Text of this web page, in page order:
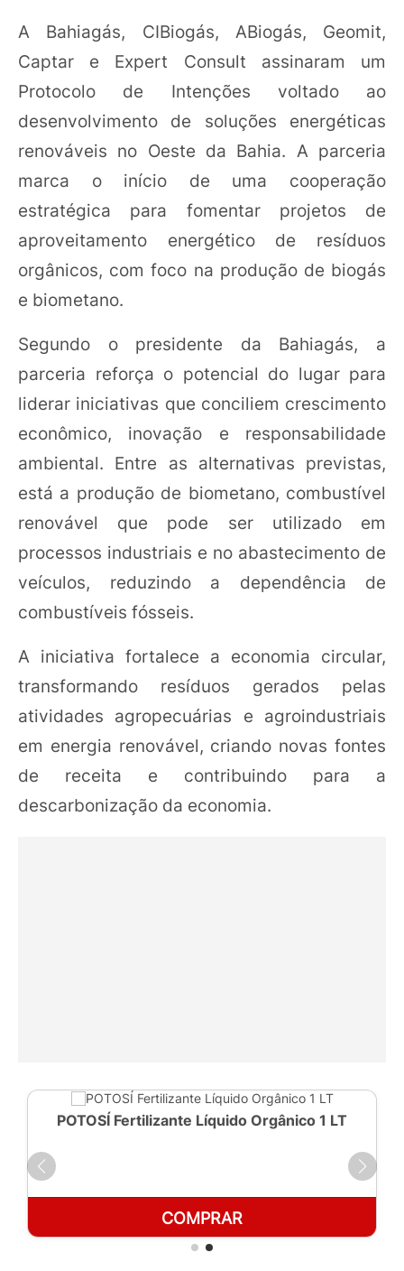
A Bahiagás, CIBiogás, ABiogás, Geomit,
Captar e Expert Consult assinaram um
Protocolo de Intenções voltado ao
desenvolvimento de soluções energéticas
renováveis no Oeste da Bahia. A parceria
marca o início de uma cooperação
estratégica para fomentar projetos de
aproveitamento energético de resíduos
orgânicos, com foco na produção de biogás
e biometano.
Segundo o presidente da Bahiagás, a
parceria reforça o potencial do lugar para
liderar iniciativas que conciliem crescimento
econômico, inovação e responsabilidade
ambiental. Entre as alternativas previstas,
está a produção de biometano, combustível
renovável que pode ser utilizado em
processos industriais e no abastecimento de
veículos, reduzindo a dependência de
combustíveis fósseis.
A iniciativa fortalece a economia circular,
transformando resíduos gerados pelas
atividades agropecuárias e agroindustriais
em energia renovável, criando novas fontes
de receita e contribuindo para a
descarbonização da economia.
POTOSÍ Fertilizante Líquido Orgânico 1 LT
COMPRAR